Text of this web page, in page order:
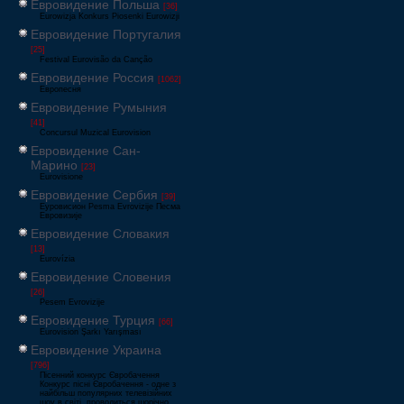
Евровидение Польша [36]
Eurowizja Konkurs Piosenki Eurowizji
Евровидение Португалия
[25]
Festival Eurovisão da Canção
Евровидение Россия [1062]
Европесня
Евровидение Румыния
[41]
Concursul Muzical Eurovision
Евровидение Сан-
Марино [23]
Eurovisione
Евровидение Сербия [39]
Еуровисион Pesma Evrovizije Песма
Евровизије
Евровидение Словакия
[13]
Eurovízia
Евровидение Словения
[26]
Pesem Evrovizije
Евровидение Турция [66]
Eurovision Şarkı Yarışması
Евровидение Украина
[796]
Пісенний конкурс Євробачення
Конкурс пісні Євробачення - одне з
найбільш популярних телевізійних
шоу в світі, проводиться щорічно,